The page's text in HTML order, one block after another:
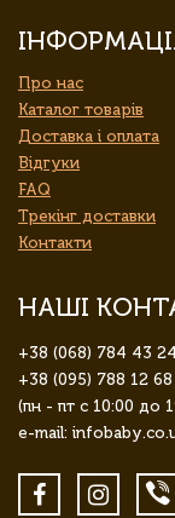
Про нас
Каталог товарів
Доставка і оплата
Відгуки
FAQ
Трекінг доставки
Контакти
НАШІ
+38 (068) 784 43
+38 (095) 788 12 68
(пн - пт с 10:00 до
e-mail: